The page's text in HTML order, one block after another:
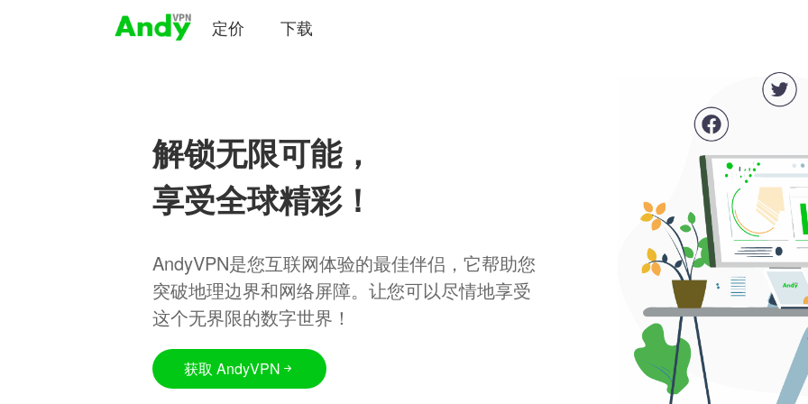
定价 下载
解锁无限可能，
享受全球精彩！
AndyVPN是您互联网体验的最佳伴侣，它帮助您
突破地理边界和网络屏障。让您可以尽情地享受
这个无界限的数字世界！
获取 AndyVPN